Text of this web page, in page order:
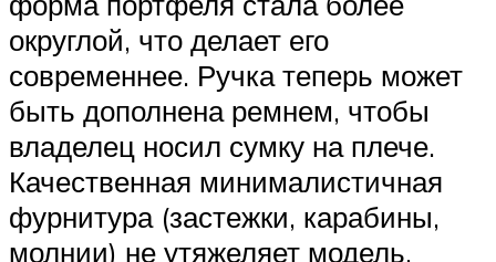
округлой, что делает его
современнее. Ручка теперь может
быть дополнена ремнем, чтобы
владелец носил сумку на плече.
Качественная минималистичная
фурнитура (застежки, карабины,
молнии) не утяжеляет модель.